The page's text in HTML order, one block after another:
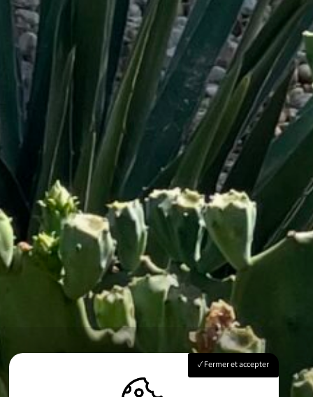
Fermer et accepter